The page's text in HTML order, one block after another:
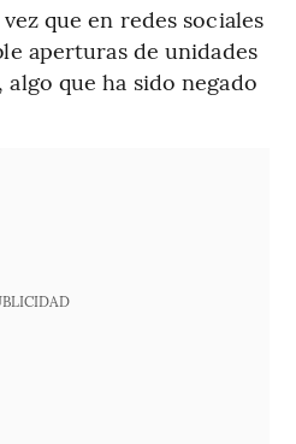
que en redes sociales
aperturas de unidades
que ha sido negado